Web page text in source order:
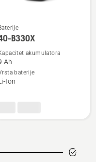
B330X
akumulatora
Ah
baterije
Ion